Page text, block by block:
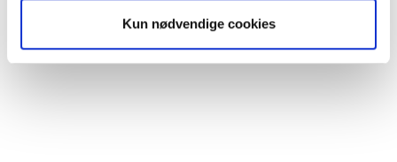
Kun nødvendige cookies